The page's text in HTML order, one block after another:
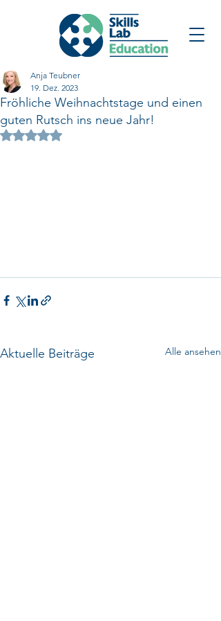
Fröhliche Weihnachtstage und einen
guten Rutsch ins neue Jahr!
Anja Teubner
19. Dez. 2023
Mit NaN von 5 Sternen bewertet.
Aktuelle Beiträge Alle ansehen